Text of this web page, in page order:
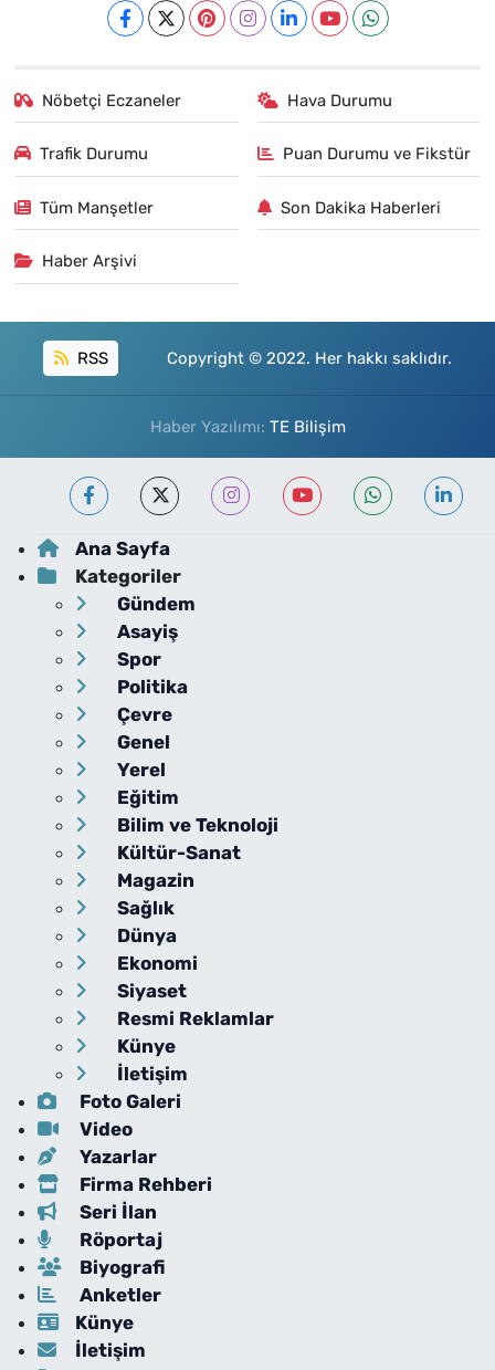
Nöbetçi Eczaneler Hava Durumu
Trafik Durumu Puan Durumu ve Fikstür
Tüm Manşetler Son Dakika Haberleri
Haber Arşivi
RSS Copyright © 2022. Her hakkı saklıdır.
Haber Yazılımı: TE Bilişim
Ana Sayfa
Kategoriler
Gündem
Asayiş
Spor
Politika
Çevre
Genel
Yerel
Eğitim
Bilim ve Teknoloji
Kültür-Sanat
Magazin
Sağlık
Dünya
Ekonomi
Siyaset
Resmi Reklamlar
Künye
İletişim
Foto Galeri
Video
Yazarlar
Firma Rehberi
Seri İlan
Röportaj
Biyografi
Anketler
Künye
İletişim